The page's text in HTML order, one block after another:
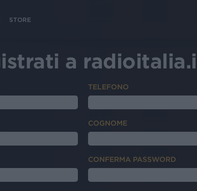
STORE
a
TELEFONO
COGNOME
CONFERMA PASSWORD